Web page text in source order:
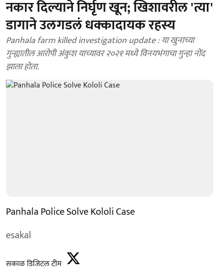
नकार दिल्याने निर्घृण खून; खिशावरील 'त्या'
डागाने उलगडलं धक्कादायक रहस्य
Panhala farm killed investigation update : या खुनाच्या
गुन्ह्यातील आरोपी अंकुश याच्यावर २०२१ मध्ये विनयभंगाचा गुन्हा नोंद
झाला होता.
Panhala Police Solve Kololi Case
esakal
सकाळ डिजिटल टीम